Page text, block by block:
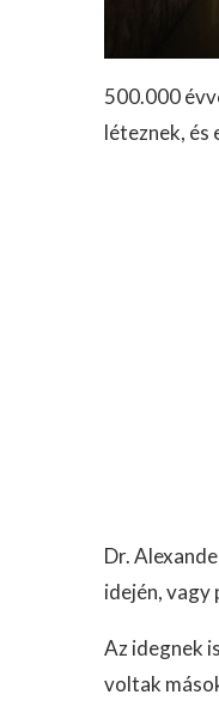
500.000
léteznek, és
Dr.
idején, vagy
Az idegnek
voltak